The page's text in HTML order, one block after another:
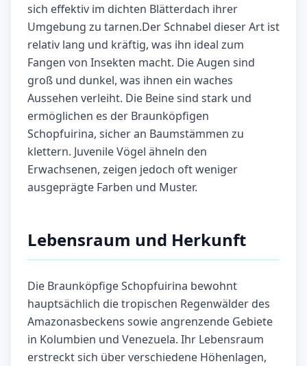
sich effektiv im dichten Blätterdach ihrer
Umgebung zu tarnen.Der Schnabel dieser Art ist
relativ lang und kräftig, was ihn ideal zum
Fangen von Insekten macht. Die Augen sind
groß und dunkel, was ihnen ein waches
Aussehen verleiht. Die Beine sind stark und
ermöglichen es der Braunköpfigen
Schopfuirina, sicher an Baumstämmen zu
klettern. Juvenile Vögel ähneln den
Erwachsenen, zeigen jedoch oft weniger
ausgeprägte Farben und Muster.
Lebensraum und Herkunft
Die Braunköpfige Schopfuirina bewohnt
hauptsächlich die tropischen Regenwälder des
Amazonasbeckens sowie angrenzende Gebiete
in Kolumbien und Venezuela. Ihr Lebensraum
erstreckt sich über verschiedene Höhenlagen,